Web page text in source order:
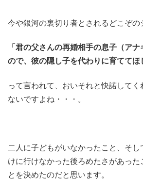
今や銀河の裏切り者とされるどこぞの
「君の父さんの再婚相手の息子（ア
ので、彼の隠し子を代わりに育ててほ
って言われて、おいそれと快諾して
ないですよね・・・。
二人に子どもがいなかったこと、そ
けに行けなかった後ろめたさがあった
とを決めたのだと思います。